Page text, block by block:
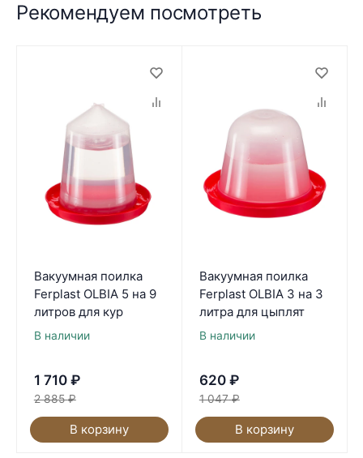
Рекомендуем посмотреть
Вакуумная поилка
Ferplast OLBIA 5 на 9
литров для кур
В наличии
1 710 ₽
2 885 ₽
В корзину
Вакуумная поилка
Ferplast OLBIA 3 на 3
литра для цыплят
В наличии
620 ₽
1 047 ₽
В корзину